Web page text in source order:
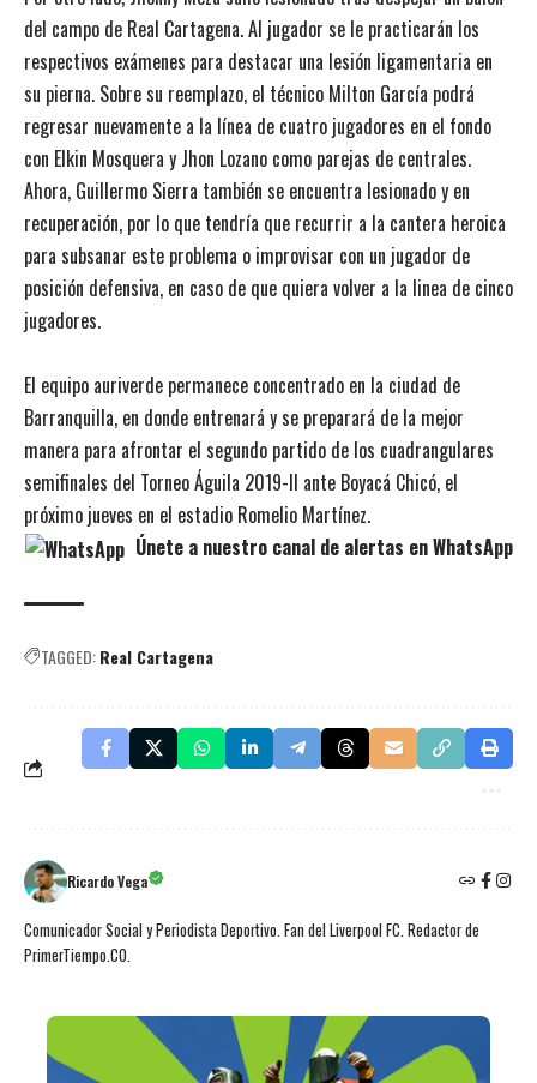
del campo de Real Cartagena. Al jugador se le practicarán los
respectivos exámenes para destacar una lesión ligamentaria en
su pierna. Sobre su reemplazo, el técnico Milton García podrá
regresar nuevamente a la línea de cuatro jugadores en el fondo
con Elkin Mosquera y Jhon Lozano como parejas de centrales.
Ahora, Guillermo Sierra también se encuentra lesionado y en
recuperación, por lo que tendría que recurrir a la cantera heroica
para subsanar este problema o improvisar con un jugador de
posición defensiva, en caso de que quiera volver a la linea de cinco
jugadores.
El equipo auriverde permanece concentrado en la ciudad de
Barranquilla, en donde entrenará y se preparará de la mejor
manera para afrontar el segundo partido de los cuadrangulares
semifinales del Torneo Águila 2019-II ante Boyacá Chicó, el
próximo jueves en el estadio Romelio Martínez.
Únete a nuestro canal de alertas en WhatsApp
TAGGED:Real Cartagena
Ricardo Vega
Comunicador Social y Periodista Deportivo. Fan del Liverpool FC. Redactor de
PrimerTiempo.CO.